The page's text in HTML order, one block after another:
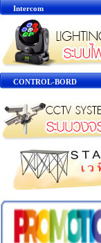
Intercom
CONTROL-BORD